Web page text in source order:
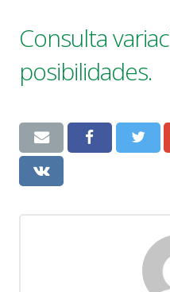
Consulta
posibilidades.